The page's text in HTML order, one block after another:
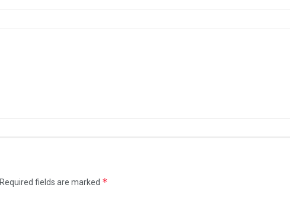
Required fields are marked *